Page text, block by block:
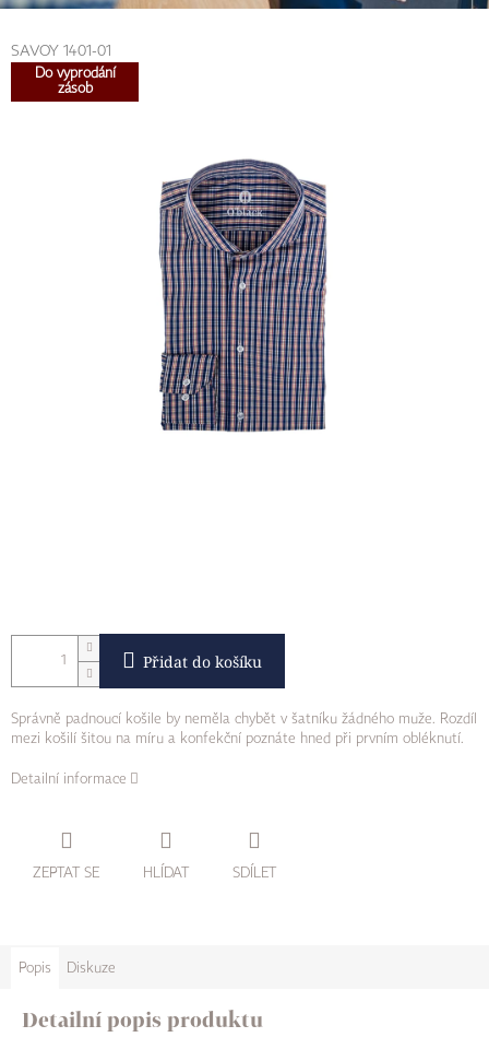
SAVOY 1401-01
Do vyprodání
zásob
Přidat do košíku
Správně padnoucí košile by neměla chybět v šatníku žádného muže. Rozdíl
mezi košilí šitou na míru a konfekční poznáte hned při prvním obléknutí.
Detailní informace
ZEPTAT SE HLÍDAT SDÍLET
Popis Diskuze
Detailní popis produktu